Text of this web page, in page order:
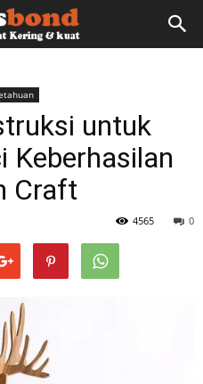
untuk
Keberhasilan
Craft
0
4565